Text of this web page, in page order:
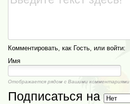
Комментировать, как Гость, или войти:
Имя
Отображается рядом с Вашими комментариями
Подписаться на